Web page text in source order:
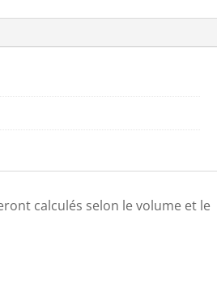
calculés selon le volume et le